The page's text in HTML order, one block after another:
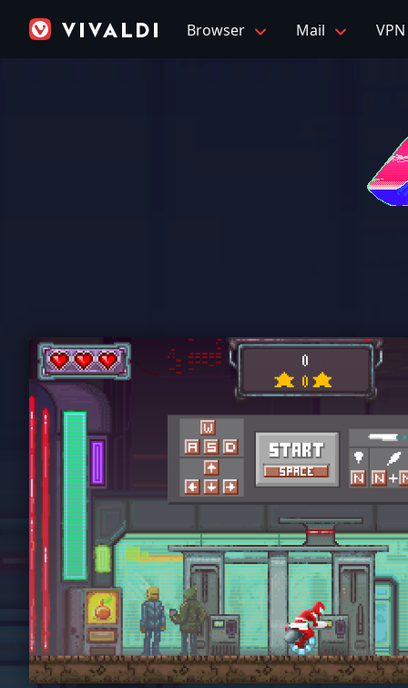
Browser Mail VPN